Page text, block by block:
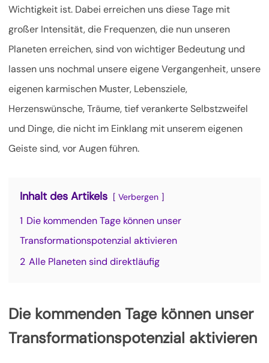
Wichtigkeit ist. Dabei erreichen uns diese Tage mit
großer Intensität, die Frequenzen, die nun unseren
Planeten erreichen, sind von wichtiger Bedeutung und
lassen uns nochmal unsere eigene Vergangenheit, unsere
eigenen karmischen Muster, Lebensziele,
Herzenswünsche, Träume, tief verankerte Selbstzweifel
und Dinge, die nicht im Einklang mit unserem eigenen
Geiste sind, vor Augen führen.
Inhalt des Artikels Verbergen
1 Die kommenden Tage können unser
Transformationspotenzial aktivieren
2 Alle Planeten sind direktläufig
Die kommenden Tage können unser
Transformationspotenzial aktivieren